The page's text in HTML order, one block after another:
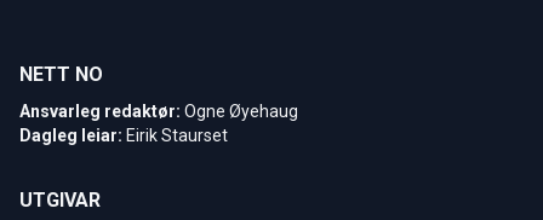
NETT NO
Ansvarleg redaktør: Ogne Øyehaug
Dagleg leiar: Eirik Staurset
UTGIVAR